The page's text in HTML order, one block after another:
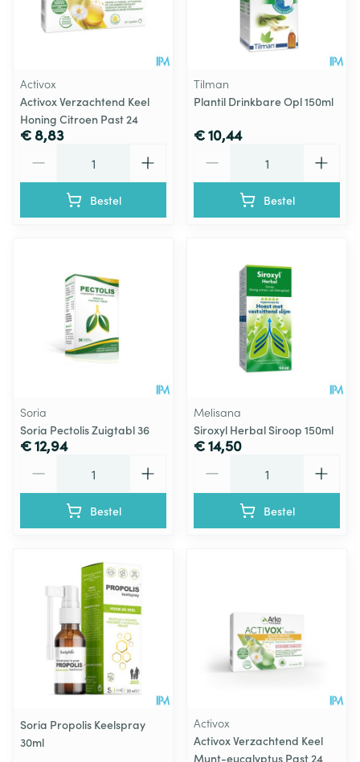
Activox
Activox Verzachtend Keel
Honing Citroen Past 24
€ 8,83
Bestel
Tilman
Plantil Drinkbare Opl 150ml
€ 10,44
Bestel
Soria
Soria Pectolis Zuigtabl 36
€ 12,94
Bestel
Melisana
Siroxyl Herbal Siroop 150ml
€ 14,50
Bestel
Soria Propolis Keelspray
30ml
Activox
Activox Verzachtend Keel
Munt-eucalyptus Past 24